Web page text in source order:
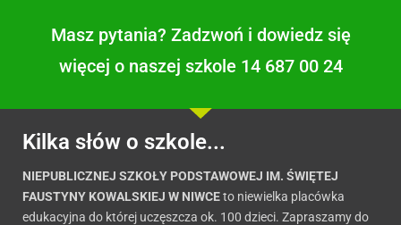
Masz pytania? Zadzwoń i dowiedz się
więcej o naszej szkole 14 687 00 24
Kilka słów o szkole...
NIEPUBLICZNEJ SZKOŁY PODSTAWOWEJ IM. ŚWIĘTEJ
FAUSTYNY KOWALSKIEJ W NIWCEto niewielka placówka
edukacyjna do której uczęszcza ok. 100 dzieci. Zapraszamy do